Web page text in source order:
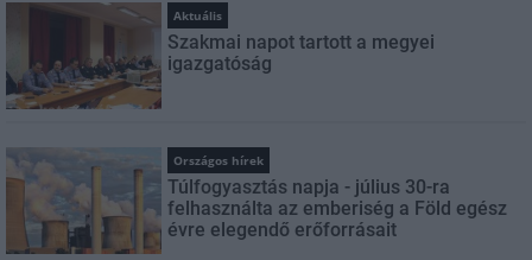
Aktuális
Szakmai napot tartott a megyei
igazgatóság
Országos hírek
Túlfogyasztás napja - július 30-ra
felhasználta az emberiség a Föld egész
évre elegendő erőforrásait